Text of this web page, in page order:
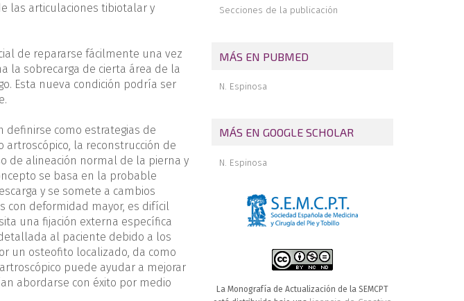
las articulaciones tibiotalar y
de repararse fácilmente una vez
la sobrecarga de cierta área de la
Esta nueva condición podría ser
como estrategias de
la reconstrucción de
de alineación normal de la pierna y
se basa en la probable
y se somete a cambios
con deformidad mayor, es difícil
una fijación externa específica
al paciente debido a los
un osteofito localizado, da como
puede ayudar a mejorar
abordarse con éxito por medio
Potenciales complicaciones de la
Secciones de la publicación
MÁS EN PUBMED
N. Espinosa
MÁS EN GOOGLE SCHOLAR
N. Espinosa
La Monografía de Actualización de la SEMCPT